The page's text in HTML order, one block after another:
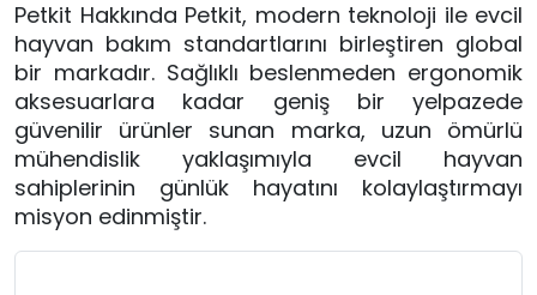
Petkit Hakkında Petkit, modern teknoloji ile evcil
hayvan bakım standartlarını birleştiren global
bir markadır. Sağlıklı beslenmeden ergonomik
aksesuarlara kadar geniş bir yelpazede
güvenilir ürünler sunan marka, uzun ömürlü
mühendislik yaklaşımıyla evcil hayvan
sahiplerinin günlük hayatını kolaylaştırmayı
misyon edinmiştir.